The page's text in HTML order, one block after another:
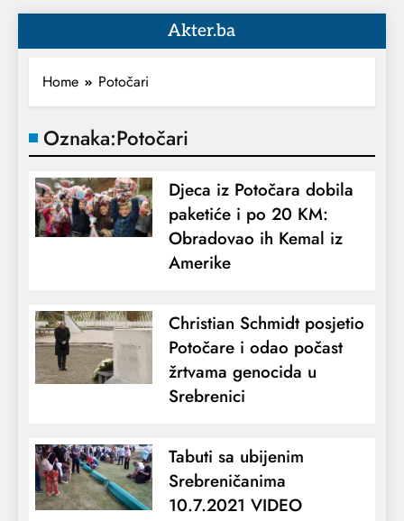
Akter.ba
Home Potočari
Oznaka:Potočari
Djeca iz Potočara dobila
paketiće i po 20 KM:
Obradovao ih Kemal iz
Amerike
Christian Schmidt posjetio
Potočare i odao počast
žrtvama genocida u
Srebrenici
Tabuti sa ubijenim
Srebreničanima
10.7.2021 VIDEO